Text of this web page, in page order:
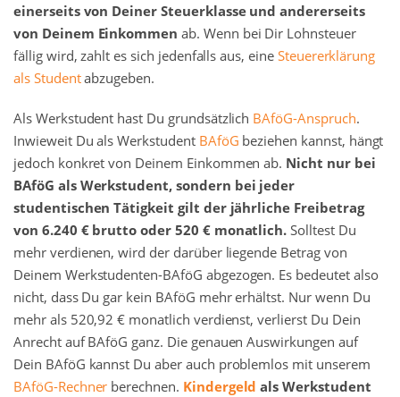
einerseits von Deiner Steuerklasse und andererseits
von Deinem Einkommen ab. Wenn bei Dir Lohnsteuer
fällig wird, zahlt es sich jedenfalls aus, eine Steuererklärung
als Studentabzugeben.
Als Werkstudent hast Du grundsätzlich BAföG-Anspruch.
Inwieweit Du als Werkstudent BAföG beziehen kannst, hängt
jedoch konkret von Deinem Einkommen ab. Nicht nur bei
BAföG als Werkstudent, sondern bei jeder
studentischen Tätigkeit gilt der jährliche Freibetrag
von 6.240 € brutto oder 520 € monatlich. Solltest Du
mehr verdienen, wird der darüber liegende Betrag von
Deinem Werkstudenten-BAföG abgezogen. Es bedeutet also
nicht, dass Du gar kein BAföG mehr erhältst. Nur wenn Du
mehr als 520,92 € monatlich verdienst, verlierst Du Dein
Anrecht auf BAföG ganz. Die genauen Auswirkungen auf
Dein BAföG kannst Du aber auch problemlos mit unserem
BAföG-Rechner berechnen. Kindergeld als Werkstudent